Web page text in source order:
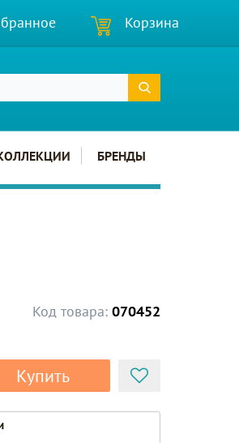
Корзина
БРЕНДЫ
Код товара: 070452
Купить